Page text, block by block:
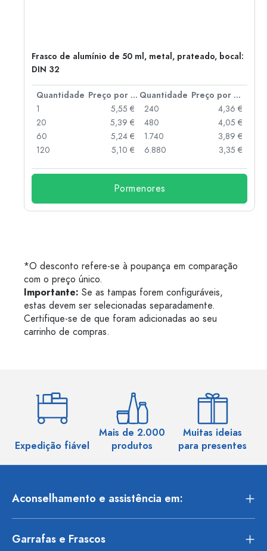
Frasco de alumínio de 50 ml, metal, prateado, bocal:
DIN 32
Quantidade Preço por peça Quantidade
Preço por peça
1
5,55 €
20
5,39 €
60
5,24 €
120
5,10 €
240
4,36 €
480
4,05 €
1.740
3,89 €
6.880
3,35 €
Pormenores
*O desconto refere-se à poupança em comparação
com o preço único.
Importante: Se as tampas forem configuráveis,
estas devem ser selecionadas separadamente.
Certifique-se de que foram adicionadas ao seu
carrinho de compras.
Expedição fiável
Mais de 2.000
produtos
Muitas ideias
para presentes
Aconselhamento e assistência em:
Garrafas e Frascos